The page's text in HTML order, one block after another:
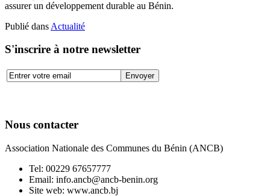
assurer un développement durable au Bénin.
Publié dans Actualité
S'inscrire à notre newsletter
Nous contacter
Association Nationale des Communes du Bénin (ANCB)
Tel: 00229 67657777
Email: info.ancb@ancb-benin.org
Site web: www.ancb.bj